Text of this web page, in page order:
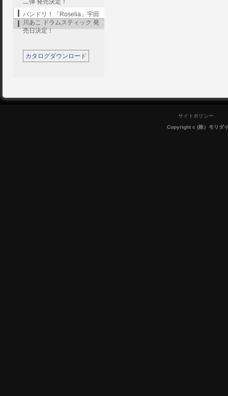
二弾 発売決定！
バンドリ！「Roselia」宇田
川あこ ドラムスティック 発
売日決定！
カタログダウンロード
サイトポリシー
Copyright c (株）モリダ